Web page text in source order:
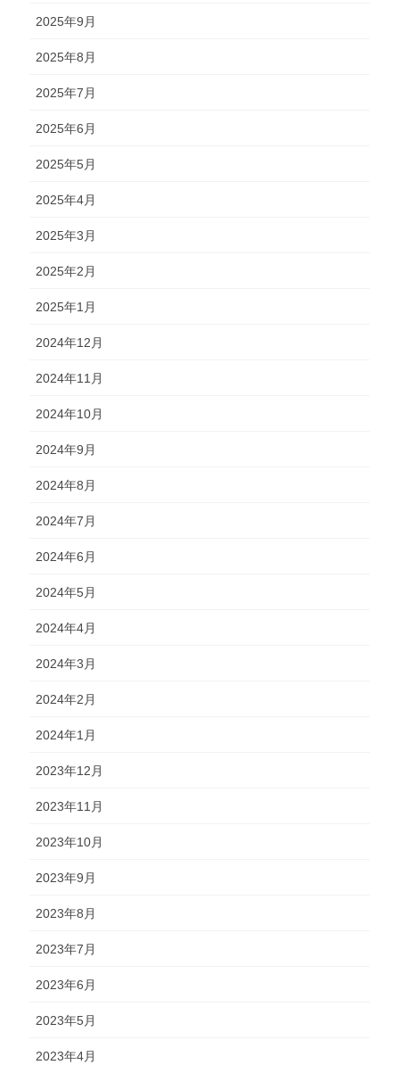
2025年9月
2025年8月
2025年7月
2025年6月
2025年5月
2025年4月
2025年3月
2025年2月
2025年1月
2024年12月
2024年11月
2024年10月
2024年9月
2024年8月
2024年7月
2024年6月
2024年5月
2024年4月
2024年3月
2024年2月
2024年1月
2023年12月
2023年11月
2023年10月
2023年9月
2023年8月
2023年7月
2023年6月
2023年5月
2023年4月